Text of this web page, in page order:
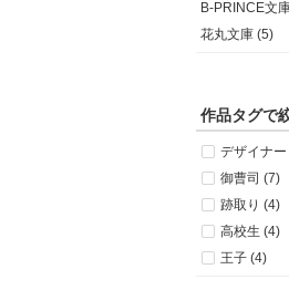
B-PRINCE文
花丸文庫 (5)
作品タグで
デザイナ
御曹司 (7)
跡取り (4)
高校生 (4)
王子 (4)